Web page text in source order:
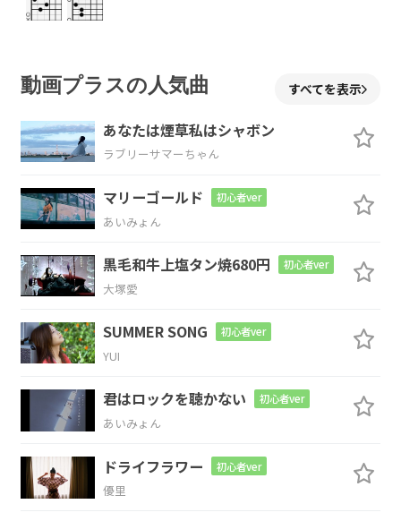
Bm7-5 F E Am
好き
Am
よあな た 今で も今
暦
Am
は
A7
もう
Am E Am E7
逢いたくて恋しくて 泣きたくなる
E7
動画プラスの人気曲 すべてを表示
あなたは煙草私はシャボン
ラブリーサマーちゃん
マリーゴールド 初心者ver
あいみょん
黒毛和牛上塩タン焼680円 初心者ver
大塚愛
SUMMER SONG 初心者ver
YUI
君はロックを聴かない 初心者ver
あいみょん
ドライフラワー 初心者ver
優里